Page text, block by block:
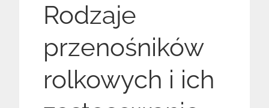
Rodzaje
przenośników
rolkowych i ich